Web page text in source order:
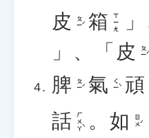
皮 ㄆㄧˊ 箱 ㄒㄧㄤ
」、「 皮 ㄆㄧˊ
脾 ㄆㄧˊ 氣 ㄑㄧˋ 頑
話 ㄏㄨㄚˋ 。 如 ㄖㄨˊ